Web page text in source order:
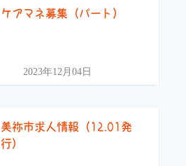
ケアマネ募集（パート）
2023年12月04日
美祢市求人情報（12.01発
行）